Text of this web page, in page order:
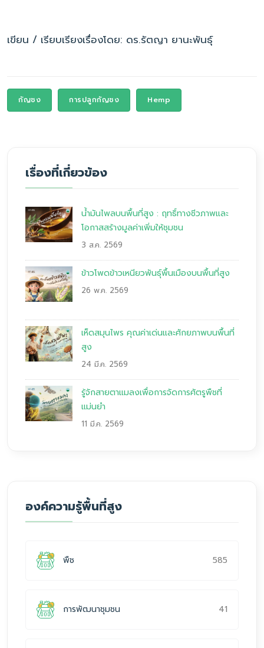
เขียน / เรียบเรียงเรื่องโดย: ดร.รัตญา ยานะพันธุ์
กัญชง การปลูกกัญชง Hemp
เรื่องที่เกี่ยวข้อง
น้ำมันไพลบนพื้นที่สูง : ฤทธิ์ทางชีวภาพและ
โอกาสสร้างมูลค่าเพิ่มให้ชุมชน
3 ส.ค. 2569
ข้าวโพดข้าวเหนียวพันธุ์พื้นเมืองบนพื้นที่สูง
26 พ.ค. 2569
เห็ดสมุนไพร คุณค่าเด่นและศักยภาพบนพื้นที่
สูง
24 มี.ค. 2569
รู้จักสายตาแมลงเพื่อการจัดการศัตรูพืชที่
แม่นยำ
11 มี.ค. 2569
องค์ความรู้พื้นที่สูง
พืช 585
การพัฒนาชุมชน 41